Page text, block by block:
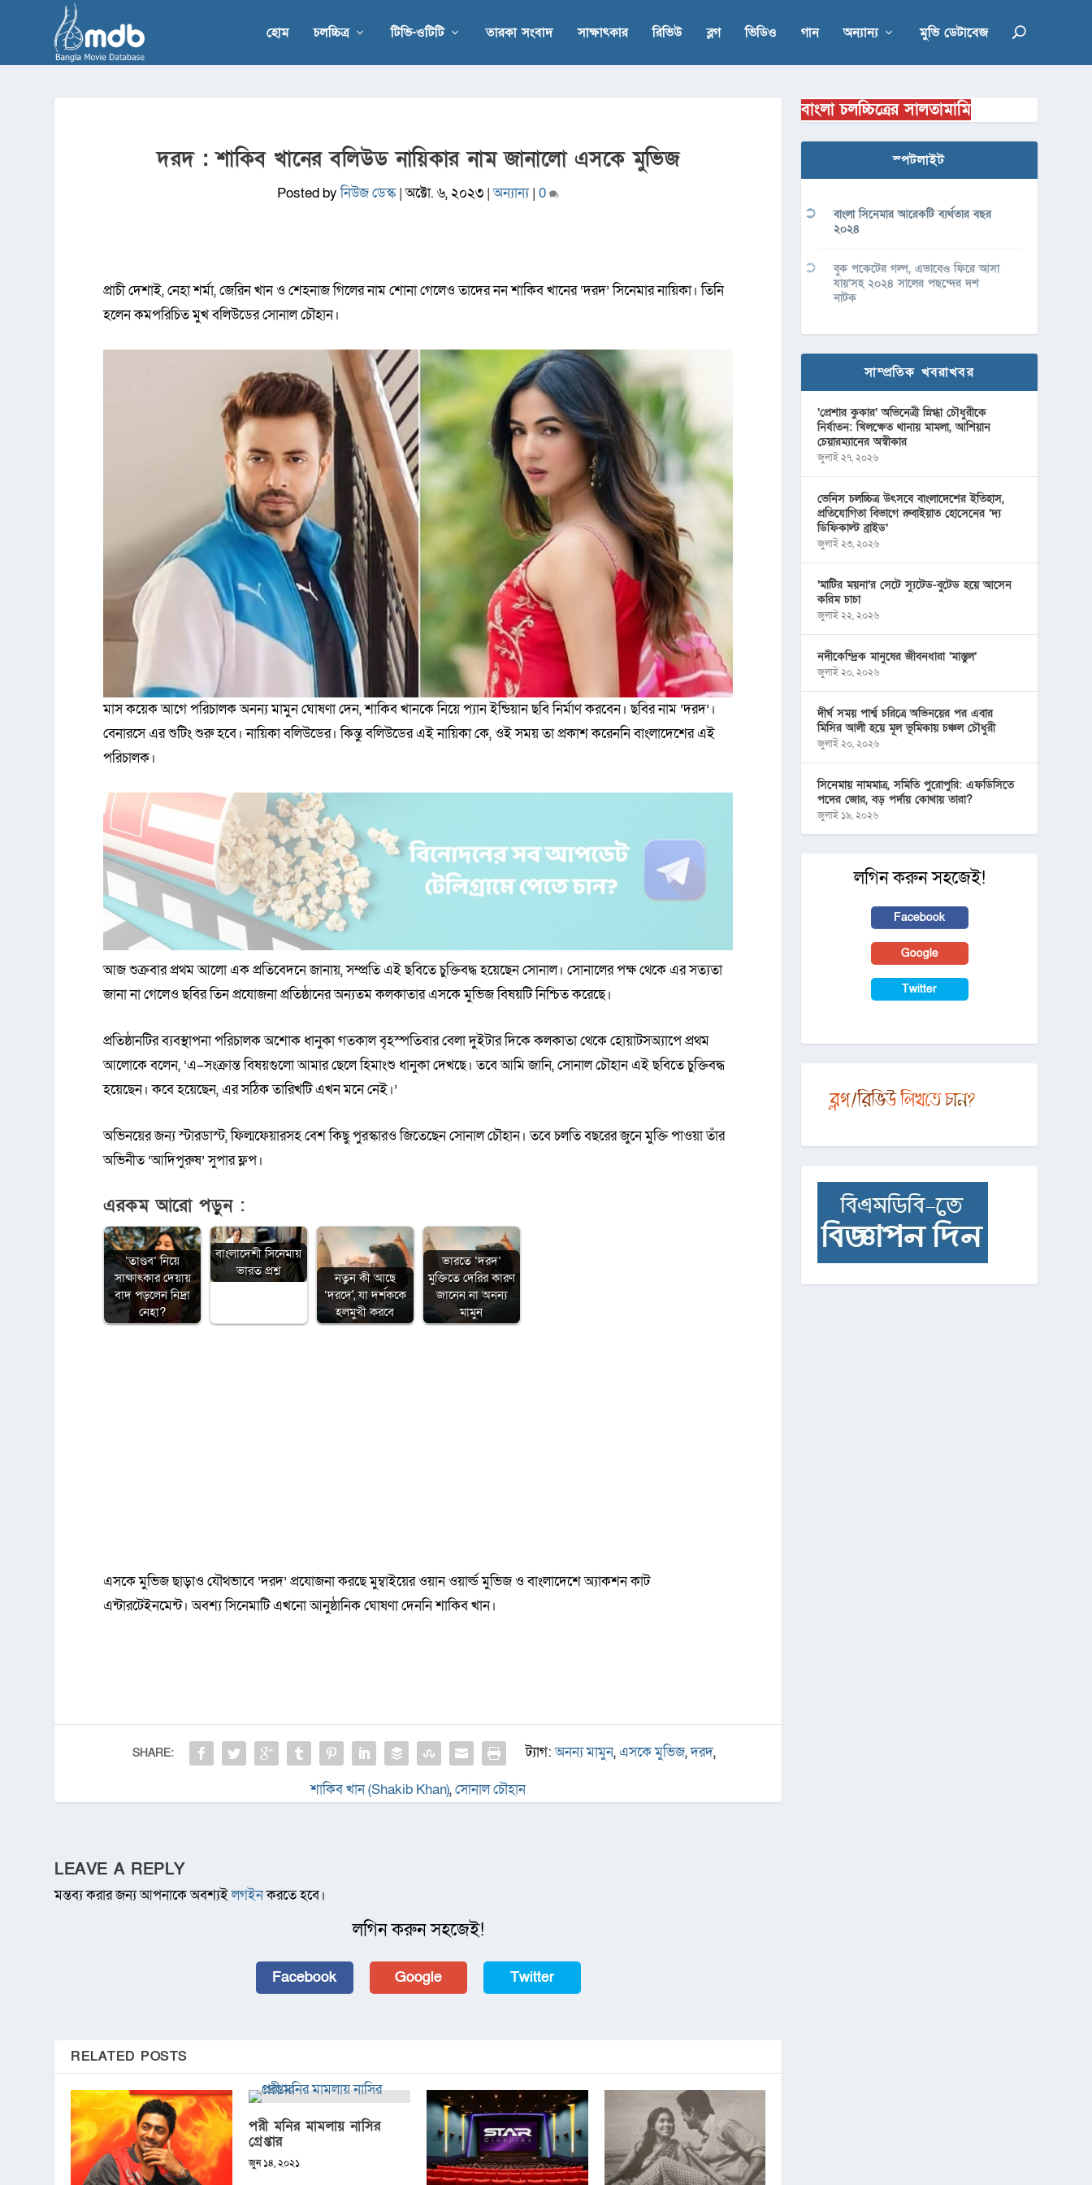
হোম চলচ্চিত্র টিভি-ওটিটি তারকা সংবাদ সাক্ষাৎকার রিভিউ ব্লগ ভিডিও গান অন্যান্য মুভি ডেটাবেজ
দরদ : শাকিব খানের বলিউড নায়িকার নাম জানালো এসকে মুভিজ
Posted byনিউজ ডেস্ক|অক্টো. ৬, ২০২৩ |অন্যান্য|0
প্রাচী দেশাই, নেহা শর্মা, জেরিন খান ও শেহনাজ গিলের নাম শোনা গেলেও তাদের নন শাকিব খানের ‘দরদ’ সিনেমার নায়িকা। তিনি
হলেন কমপরিচিত মুখ বলিউডের সোনাল চৌহান।
মাস কয়েক আগে পরিচালক অনন্য মামুন ঘোষণা দেন, শাকিব খানকে নিয়ে প্যান ইন্ডিয়ান ছবি নির্মাণ করবেন। ছবির নাম ‘দরদ’।
বেনারসে এর শুটিং শুরু হবে। নায়িকা বলিউডের। কিন্তু বলিউডের এই নায়িকা কে, ওই সময় তা প্রকাশ করেননি বাংলাদেশের এই
পরিচালক।
আজ শুক্রবার প্রথম আলো এক প্রতিবেদনে জানায়, সম্প্রতি এই ছবিতে চুক্তিবদ্ধ হয়েছেন সোনাল। সোনালের পক্ষ থেকে এর সত্যতা
জানা না গেলেও ছবির তিন প্রযোজনা প্রতিষ্ঠানের অন্যতম কলকাতার এসকে মুভিজ বিষয়টি নিশ্চিত করেছে।
প্রতিষ্ঠানটির ব্যবস্থাপনা পরিচালক অশোক ধানুকা গতকাল বৃহস্পতিবার বেলা দুইটার দিকে কলকাতা থেকে হোয়াটসঅ্যাপে প্রথম
আলোকে বলেন, ‘এ–সংক্রান্ত বিষয়গুলো আমার ছেলে হিমাংশু ধানুকা দেখছে। তবে আমি জানি, সোনাল চৌহান এই ছবিতে চুক্তিবদ্ধ
হয়েছেন। কবে হয়েছেন, এর সঠিক তারিখটি এখন মনে নেই।’
অভিনয়ের জন্য স্টারডাস্ট, ফিল্মফেয়ারসহ বেশ কিছু পুরস্কারও জিতেছেন সোনাল চৌহান। তবে চলতি বছরের জুনে মুক্তি পাওয়া তাঁর
অভিনীত ‘আদিপুরুষ’ সুপার ফ্লপ।
এরকম আরো পড়ুন :
‘তাণ্ডব’ নিয়ে
সাক্ষাৎকার দেয়ায়
বাদ পড়লেন নিদ্রা
নেহা?
বাংলাদেশী সিনেমায়
ভারত প্রশ্ন
নতুন কী আছে
‘দরদে', যা দর্শককে
হলমুখী করবে
ভারতে ‘দরদ’
মুক্তিতে দেরির কারণ
জানেন না অনন্য
মামুন
এসকে মুভিজ ছাড়াও যৌথভাবে ‘দরদ’ প্রযোজনা করছে মুম্বাইয়ের ওয়ান ওয়ার্ল্ড মুভিজ ও বাংলাদেশে অ্যাকশন কাট
এন্টারটেইনমেন্ট। অবশ্য সিনেমাটি এখনো আনুষ্ঠানিক ঘোষণা দেননি শাকিব খান।
SHARE: ট্যাগ:অনন্য মামুন,এসকে মুভিজ,দরদ,
শাকিব খান (Shakib Khan),সোনাল চৌহান
LEAVE A REPLY
মন্তব্য করার জন্য আপনাকে অবশ্যইলগইনকরতে হবে।
লগিন করুন সহজেই!
Facebook Google Twitter
RELATED POSTS
পরী মনির মামলায় নাসির
গ্রেপ্তার
জুন ১৪, ২০২১
বাংলা চলচ্চিত্রের সালতামামি
স্পটলাইট
বাংলা সিনেমার আরেকটি ব্যর্থতার বছর
২০২৪
বুক পকেটের গল্প, এভাবেও ফিরে আসা
যায়’সহ ২০২৪ সালের পছন্দের দশ
নাটক
সাম্প্রতিক খবরাখবর
‘প্রেশার কুকার’ অভিনেত্রী স্নিগ্ধা চৌধুরীকে
নির্যাতন: খিলক্ষেত থানায় মামলা, আশিয়ান
চেয়ারম্যানের অস্বীকার
জুলাই ২৭, ২০২৬
ভেনিস চলচ্চিত্র উৎসবে বাংলাদেশের ইতিহাস,
প্রতিযোগিতা বিভাগে রুবাইয়াত হোসেনের ‘দ্য
ডিফিকাল্ট ব্রাইড’
জুলাই ২৩, ২০২৬
‘মাটির ময়না’র সেটে স্যুটেড-বুটেড হয়ে আসেন
করিম চাচা
জুলাই ২২, ২০২৬
নদীকেন্দ্রিক মানুষের জীবনধারা ‘মাস্তুল’
জুলাই ২০, ২০২৬
দীর্ঘ সময় পার্শ্ব চরিত্রে অভিনয়ের পর এবার
মিসির আলী হয়ে মূল ভূমিকায় চঞ্চল চৌধুরী
জুলাই ২০, ২০২৬
সিনেমায় নামমাত্র, সমিতি পুরোপুরি: এফডিসিতে
পদের জোর, বড় পর্দায় কোথায় তারা?
জুলাই ১৯, ২০২৬
লগিন করুন সহজেই!
Facebook
Google
Twitter